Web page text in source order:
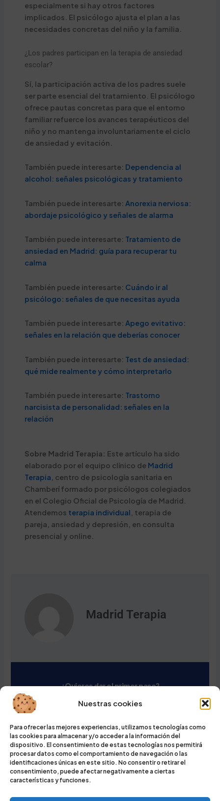
Nuestras cookies
Para ofrecer las mejores experiencias, utilizamos tecnologías como
las cookies para almacenar y/o acceder a la información del
dispositivo. El consentimiento de estas tecnologías nos permitirá
procesar datos como el comportamiento de navegación o las
identificaciones únicas en este sitio. No consentir o retirar el
consentimiento, puede afectar negativamente a ciertas
características y funciones.
especialmente si hay otros factores
implicados. El psicólogo ajusta el plan a las
necesidades concretas del niño y la familia.
¿Los padres participan en la terapia de ansiedad
escolar?
Sí, la participación activa de los padres suele
ser parte esencial del tratamiento. El psicólogo
ofrece pautas concretas para que el entorno
familiar refuerce los avances terapéuticos del
niño y no mantenga involuntariamente el ciclo
de ansiedad y evitación.
También puede interesarte: Dependencia al
alcohol: señales psicológicas y tratamiento
También puede interesarte:Anorexia nerviosa:
abordaje psicológico y señales de alarma
También puede interesarte: Tratamiento de
ansiedad en Madrid: guía para recuperar tu
calma
También puede interesarte: Cuándo ir al
psicólogo: señales de que necesitas ayuda
También puede interesarte:Apego evitativo:
señales en la relación que deberías conocer
También puede interesarte: Test de ansiedad:
qué mide realmente y cómo interpretarlo
También puede interesarte: Trastorno
narcisista de personalidad: señales en la
relación
Sobre Madrid Terapia: Este artículo ha sido
elaborado por el equipo clínico de Madrid
Terapia , centro de psicología sanitaria en
Chamberí formado por psicólogos colegiados
en el Colegio Oficial de Psicología de Madrid.
Atendemos terapia individual , terapia de
pareja, ansiedad y depresión, en consulta
presencial y online.
Madrid Terapia
¿Quieres dar el primer paso?
Primera cita gratuita · Chamberí, Madrid ·
Pedir cita gratuita